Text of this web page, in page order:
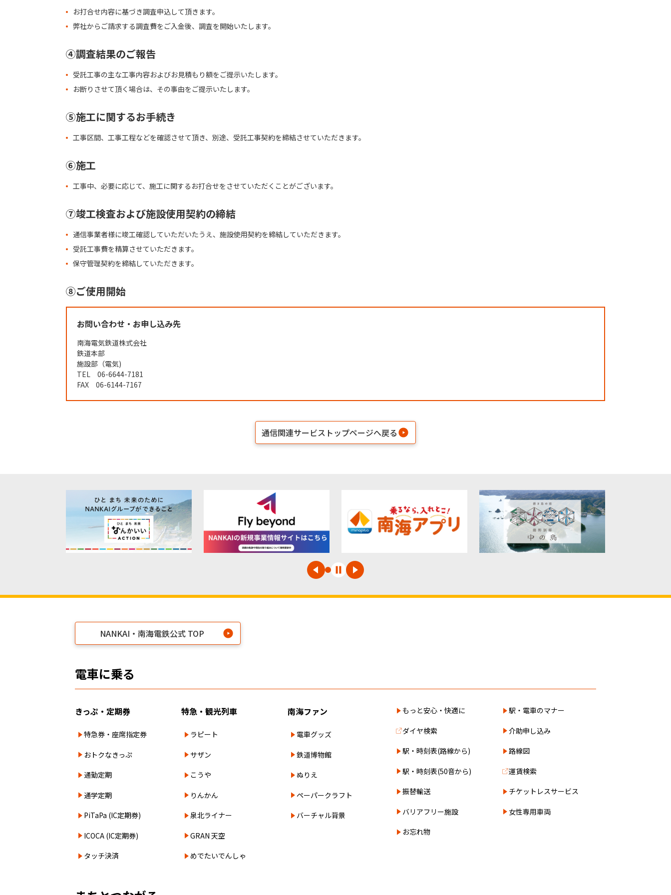
お打合せ内容に基づき調査申込して頂きます。
弊社からご請求する調査費をご入金後、調査を開始いたします。
④調査結果のご報告
受託工事の主な工事内容およびお見積もり額をご提示いたします。
お断りさせて頂く場合は、その事由をご提示いたします。
⑤施工に関するお手続き
工事区間、工事工程などを確認させて頂き、別途、受託工事契約を締結させていただきます。
⑥施工
工事中、必要に応じて、施工に関するお打合せをさせていただくことがございます。
⑦竣工検査および施設使用契約の締結
通信事業者様に竣工確認していただいたうえ、施設使用契約を締結していただきます。
受託工事費を精算させていただきます。
保守管理契約を締結していただきます。
⑧ご使用開始
お問い合わせ・お申し込み先
南海電気鉄道株式会社
鉄道本部
施設部（電気)
TEL 06-6644-7181
FAX 06-6144-7167
通信関連サービストップページへ戻る
NANKAI・南海電鉄公式 TOP
電車に乗る
きっぷ・定期券
特急券・座席指定券
おトクなきっぷ
通勤定期
通学定期
PiTaPa (IC定期券)
ICOCA (IC定期券)
タッチ決済
特急・観光列車
ラピート
サザン
こうや
りんかん
泉北ライナー
GRAN 天空
めでたいでんしゃ
南海ファン
電車グッズ
鉄道博物館
ぬりえ
ペーパークラフト
バーチャル背景
もっと安心・快適に
ダイヤ検索
駅・時刻表(路線から)
駅・時刻表(50音から)
振替輸送
バリアフリー施設
お忘れ物
駅・電車のマナー
介助申し込み
路線図
運賃検索
チケットレスサービス
女性専用車両